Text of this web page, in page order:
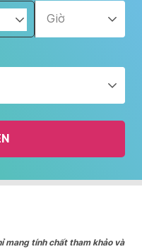
Giờ
mang tính chất tham khảo và